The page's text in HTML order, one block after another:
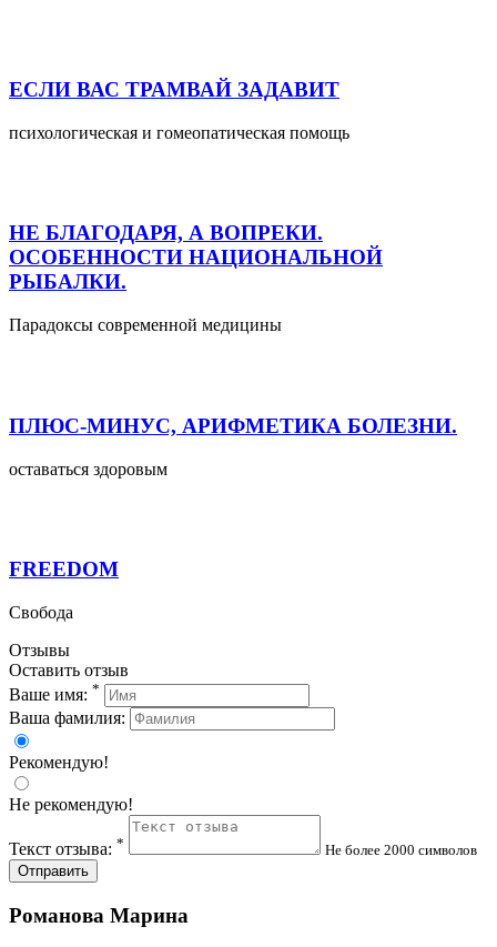
ЕСЛИ ВАС ТРАМВАЙ ЗАДАВИТ
психологическая и гомеопатическая помощь
НЕ БЛАГОДАРЯ, А ВОПРЕКИ.
ОСОБЕННОСТИ НАЦИОНАЛЬНОЙ
РЫБАЛКИ.
Парадоксы современной медицины
ПЛЮС-МИНУС, АРИФМЕТИКА БОЛЕЗНИ.
оставаться здоровым
FREEDOM
Свобода
Отзывы
Оставить отзыв
Ваше имя: *
Ваша фамилия:
Рекомендую!
Не рекомендую!
Текст отзыва: *
Не более 2000 символов
Отправить
Романова Марина